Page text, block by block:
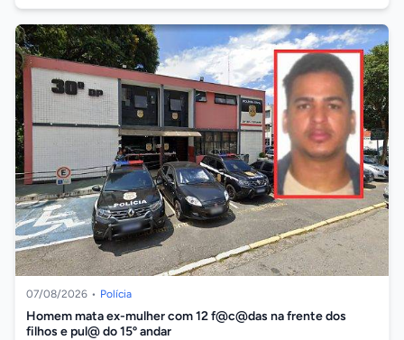
07/08/2026 • Polícia
Homem mata ex-mulher com 12 f@c@das na frente dos
filhos e pul@ do 15º andar